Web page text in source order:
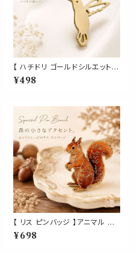
【 ハチドリ ゴールドシルエット
ピンバッジ 】鳥 小鳥 バード ブ
ローチ ラペルピン 透かし 羽ば
子 バッグ ポーチ ワンポイント
アクセサリー プレゼント ギフト
¥498
【 リス ピンバッジ 】アニマル 動
物モチーフ ブラウン かわいい
おしゃれ バッグ 帽子 ポーチ ジ
¥698